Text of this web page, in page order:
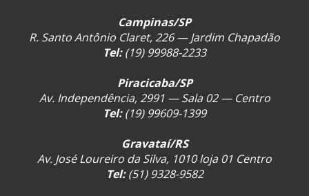
Campinas/SP
R. Santo Antônio Claret, 226 — Jardim Chapadão
Tel:(19) 99988-2233
Piracicaba/SP
Av. Independência, 2991 — Sala 02 — Centro
Tel:(19) 99609-1399
Gravataí/RS
Av. José Loureiro da Silva, 1010 loja 01 Centro
Tel:(51) 9328-9582